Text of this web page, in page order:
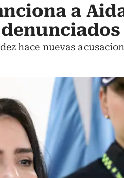
a
hace nuevas